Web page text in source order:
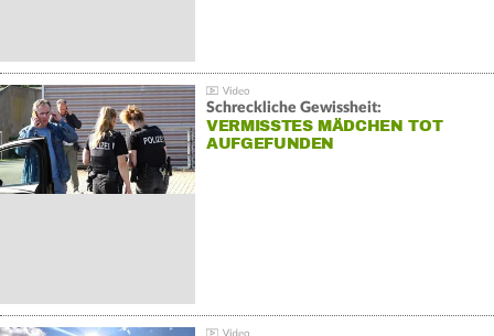
Schreckliche Gewissheit:
VERMISSTES MÄDCHEN TOT
AUFGEFUNDEN